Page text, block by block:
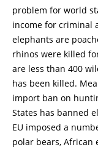
problem for world
income for criminal
elephants are
rhinos were killed
are less than 400
has been killed.
import ban on
States has banned
EU imposed a
polar bears, African